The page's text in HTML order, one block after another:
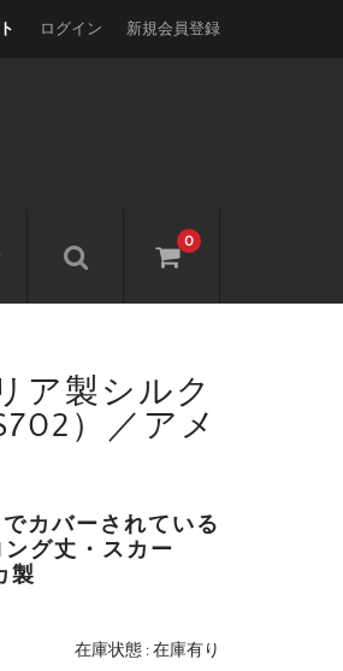
ログイン 新規会員登録
0
ア製シルク
）／アメ
カバーされている
グ丈・スカー
製
在庫状態 : 在庫有り